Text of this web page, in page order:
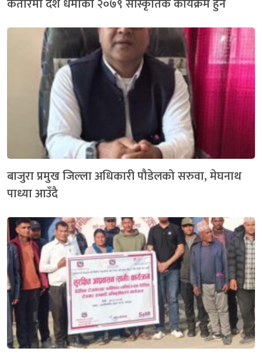
बाजुरा प्रमुख जिल्ला अधिकारी पौडेलको सरुवा, मेघनाथ
पाध्या आउँदै